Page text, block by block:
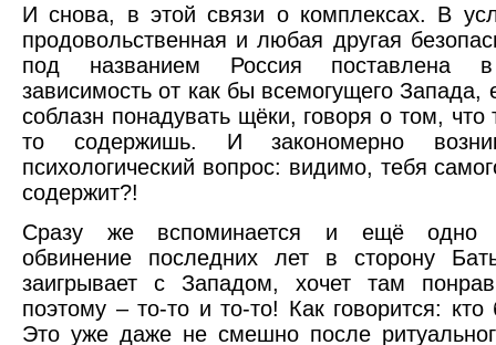
И снова, в этой связи о комплексах. В
продовольственная и любая другая
под названием Россия поставлена в
зависимость от как бы всемогущего Запада,
соблазн понадувать щёки, говоря о том, что
то содержишь. И закономерно
психологический вопрос: видимо, тебя
содержит?!
Сразу же вспоминается и ещё одно
обвинение последних лет в сторону
заигрывает с Западом, хочет там
поэтому – то-то и то-то! Как говорится:
Это уже даже не смешно после